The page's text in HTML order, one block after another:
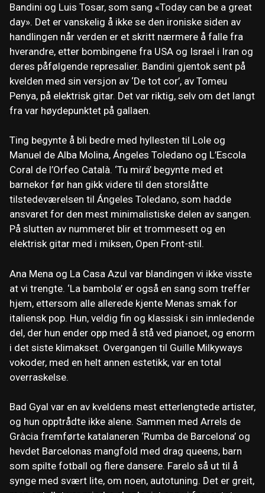
Bandini og Luis Tosar, som sang «Today can be a great
day». Det er vanskelig å ikke se den ironiske siden av
handlingen når verden er et skritt nærmere å falle fra
hverandre, etter bombingene fra USA og Israel i Iran og
deres påfølgende represalier. Bandini gjentok sent på
kvelden med sin versjon av ‘De tot cor’, av Tomeu
Penya, på elektrisk gitar. Det var riktig, selv om det langt
fra var høydepunktet på gallaen.
Ting begynte å bli bedre med hyllesten til Lole og
Manuel de Alba Molina, Ángeles Toledano og L’Escola
Coral de l’Orfeo Català. ‘Tu mirá’ begynte med et
barnekor før han gikk videre til den storslåtte
tilstedeværelsen til Ángeles Toledano, som hadde
ansvaret for den mest minimalistiske delen av sangen.
På slutten av nummeret blir et trommesett og en
elektrisk gitar med i miksen, Open Front-stil.
Ana Mena og La Casa Azul var blandingen vi ikke visste
at vi trengte. ‘La bambola’ er også en sang som treffer
hjem, ettersom alle allerede kjente Menas smak for
italiensk pop. Hun, veldig fin og klassisk i sin innledende
del, der hun ender opp med å stå ved pianoet, og enorm
i det siste klimakset. Overgangen til Guille Milkyways
vokoder, med en helt annen estetikk, var en total
overraskelse.
Bad Gyal var en av kveldens mest etterlengtede artister,
og hun opptrådte ikke alene. Sammen med Arrels de
Gràcia fremførte katalaneren ‘Rumba de Barcelona’ og
hevdet Barcelonas mangfold med drag queens, barn
som spilte fotball og flere dansere. Farelo så ut til å
synge med svært lite, om noen, autotuning. Det er greit,